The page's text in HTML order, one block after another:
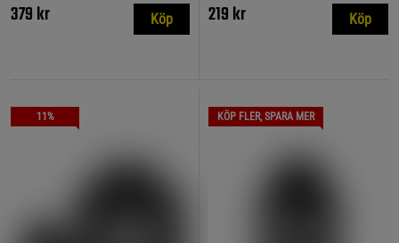
379 kr Köp 219 kr Köp
11% KÖP FLER, SPARA MER